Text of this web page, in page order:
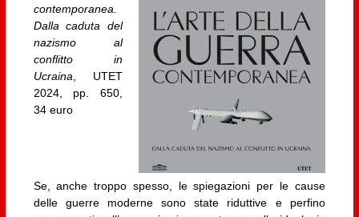
contemporanea.
Dalla caduta del
nazismo al
conflitto in
Ucraina , UTET
2024, pp. 650,
34 euro
Se, anche troppo spesso, le spiegazioni per le cause
delle guerre moderne sono state riduttive e perfino